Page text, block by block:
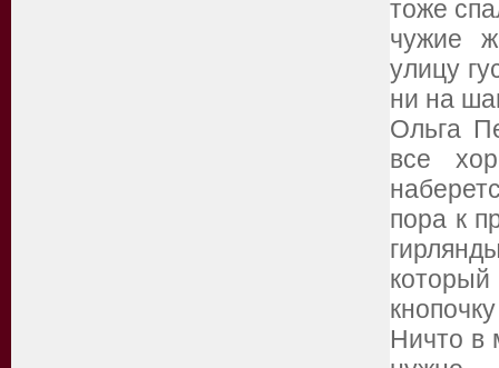
тоже
чужие
улицу
ни на
Ольга
все
пора к
Ничто в